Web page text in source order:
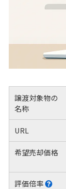
譲渡対象物の
名称
URL
希望売却価格
評価倍率